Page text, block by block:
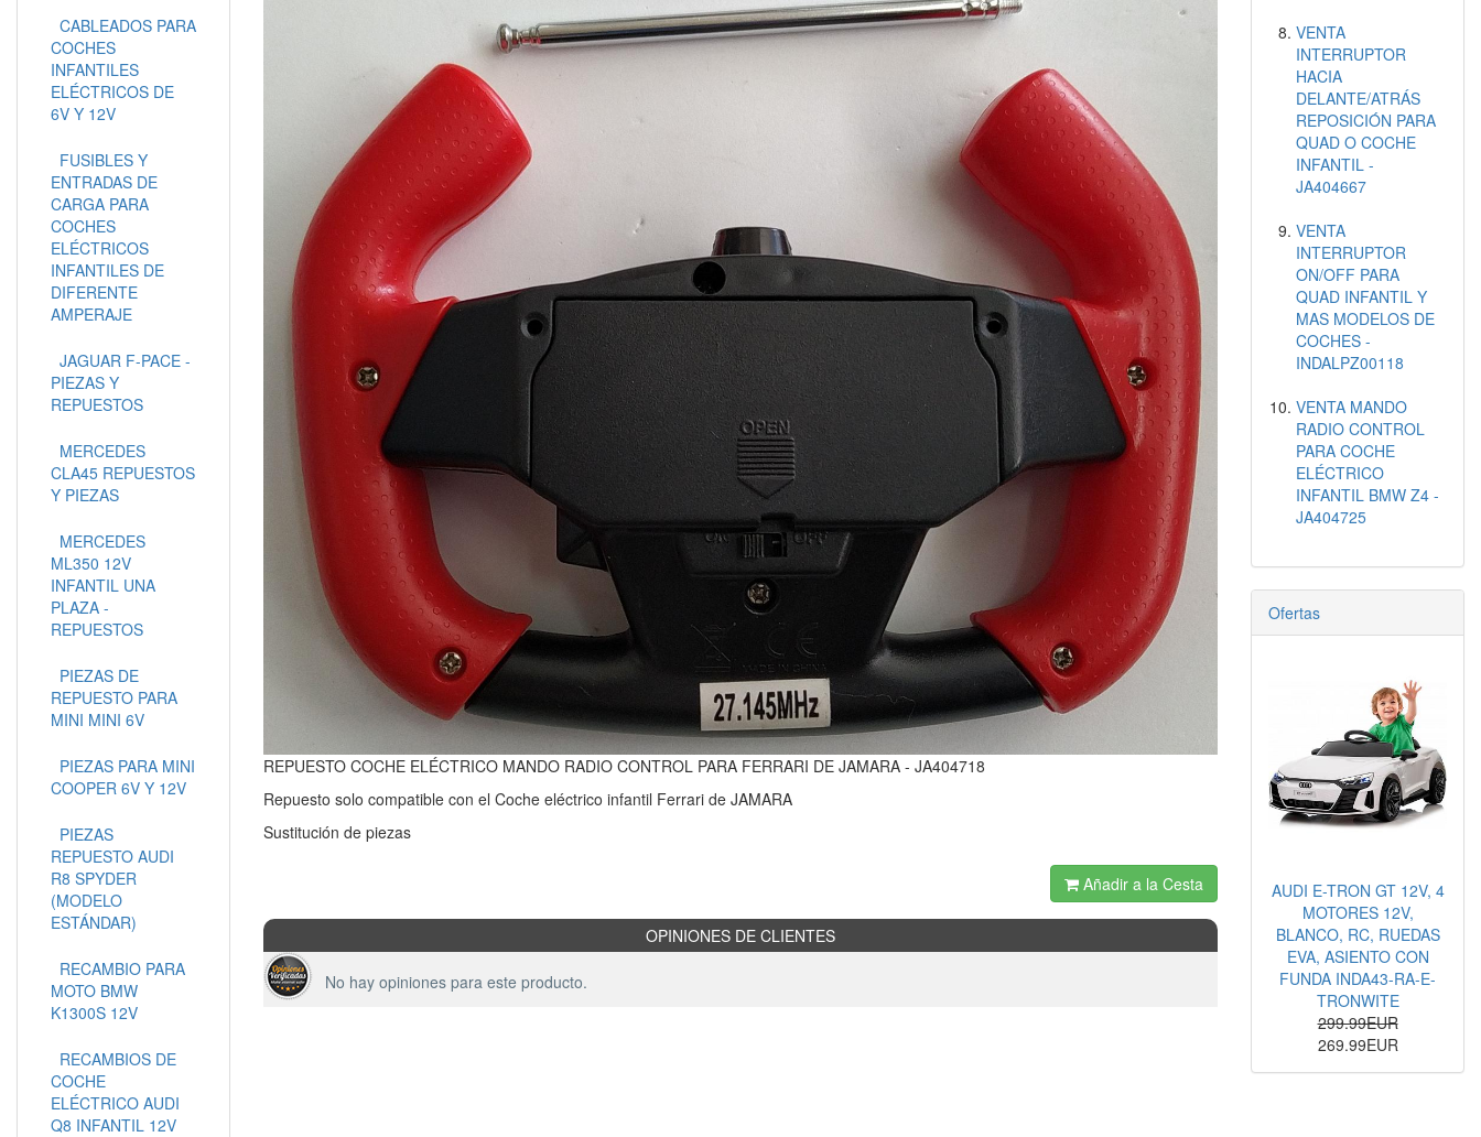
REPUESTO COCHE ELÉCTRICO MANDO RADIO CONTROL PARA FERRARI DE JAMARA - JA404718
Repuesto solo compatible con el Coche eléctrico infantil Ferrari de JAMARA
Sustitución de piezas
Añadir a la Cesta
OPINIONES DE CLIENTES
No hay opiniones para este producto.
CABLEADOS PARA
COCHES
INFANTILES
ELÉCTRICOS DE
6V Y 12V
FUSIBLES Y
ENTRADAS DE
CARGA PARA
COCHES
ELÉCTRICOS
INFANTILES DE
DIFERENTE
AMPERAJE
JAGUAR F-PACE -
PIEZAS Y
REPUESTOS
MERCEDES
CLA45 REPUESTOS
Y PIEZAS
MERCEDES
ML350 12V
INFANTIL UNA
PLAZA -
REPUESTOS
PIEZAS DE
REPUESTO PARA
MINI MINI 6V
PIEZAS PARA MINI
COOPER 6V Y 12V
PIEZAS
REPUESTO AUDI
R8 SPYDER
(MODELO
ESTÁNDAR)
RECAMBIO PARA
MOTO BMW
K1300S 12V
RECAMBIOS DE
COCHE
ELÉCTRICO AUDI
Q8 INFANTIL 12V
VENTA
INTERRUPTOR
HACIA
DELANTE/ATRÁS
REPOSICIÓN PARA
QUAD O COCHE
INFANTIL -
JA404667
VENTA
INTERRUPTOR
ON/OFF PARA
QUAD INFANTIL Y
MAS MODELOS DE
COCHES -
INDALPZ00118
VENTA MANDO
RADIO CONTROL
PARA COCHE
ELÉCTRICO
INFANTIL BMW Z4 -
JA404725
Ofertas
AUDI E-TRON GT 12V, 4
MOTORES 12V,
BLANCO, RC, RUEDAS
EVA, ASIENTO CON
FUNDA INDA43-RA-E-
TRONWITE
299.99EUR
269.99EUR